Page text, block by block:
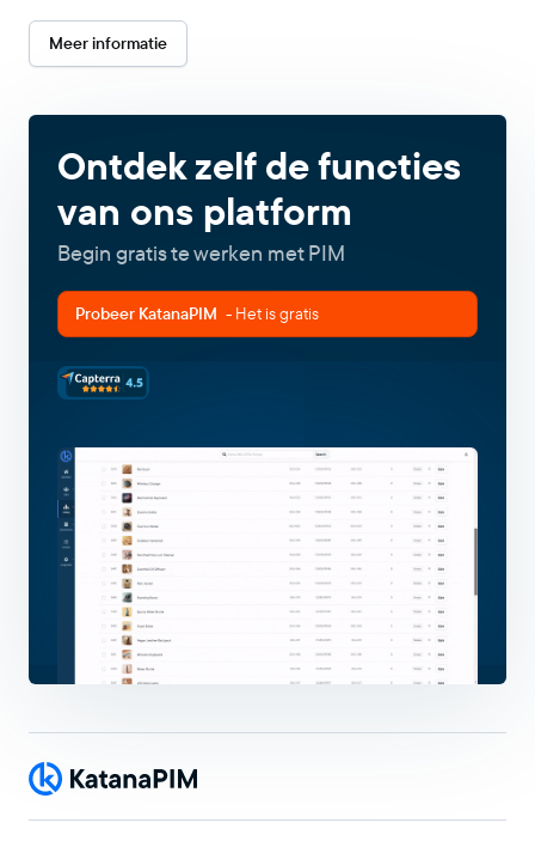
Meer informatie
Ontdek zelf de functies
van ons platform
Begin gratis te werken met PIM
Probeer KatanaPIM - Het is gratis